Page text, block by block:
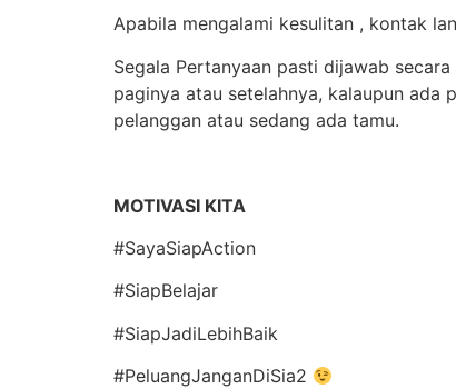
Apabila mengalami kesulitan , kontak
Segala Pertanyaan pasti dijawab
paginya atau setelahnya, kalaupun ada
pelanggan atau sedang ada tamu.
MOTIVASI KITA
#SayaSiapAction
#SiapBelajar
#SiapJadiLebihBaik
#PeluangJanganDiSia2